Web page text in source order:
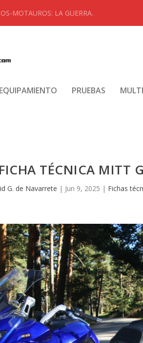
MOTAUROS: LA GUERRA.
EQUIPAMIENTO PRUEBAS
FICHA TÉCNICA MITT
G. de Navarrete | Jun 9, 2025 | Fichas